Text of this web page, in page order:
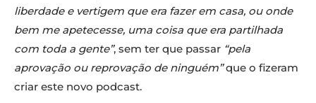
liberdade e vertigem que era fazer em casa, ou onde
bem me apetecesse, uma coisa que era partilhada
com toda a gente”, sem ter que passar “pela
aprovação ou reprovação de ninguém”que o fizeram
criar este novo podcast.